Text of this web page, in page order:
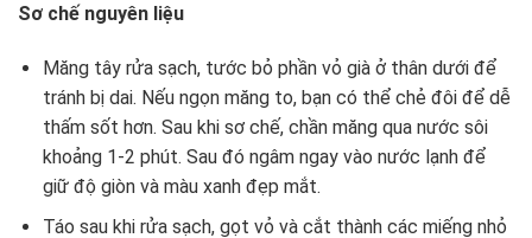
Sơ chế nguyên liệu
Măng tây rửa sạch, tước bỏ phần vỏ già ở thân dưới để
tránh bị dai. Nếu ngọn măng to, bạn có thể chẻ đôi để dễ
thấm sốt hơn. Sau khi sơ chế, chần măng qua nước sôi
khoảng 1-2 phút. Sau đó ngâm ngay vào nước lạnh để
giữ độ giòn và màu xanh đẹp mắt.
Táo sau khi rửa sạch, gọt vỏ và cắt thành các miếng nhỏ